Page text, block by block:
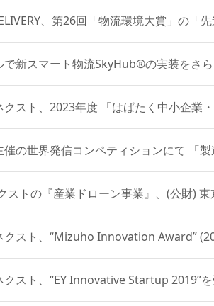
、第26回「物流環境大賞」の「
で新スマート物流SkyHub®の実装をさ
クスト、2023年度 「はばたく中小企業
催の世界発信コンペティションにて 「
ストの『産業ドローン事業』、(公財)
クスト、“Mizuho Innovation Award”
クスト、“EY Innovative Startup 2019”